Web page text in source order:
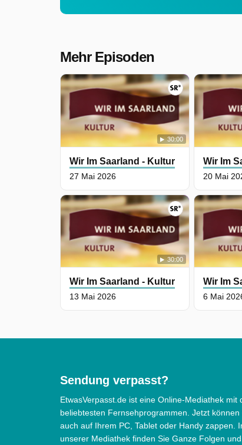
Mehr Episoden
30:00
Wir Im Saarland - Kultur
27 Mai 2026
Wir Im
20 Mai
30:00
Wir Im Saarland - Kultur
13 Mai 2026
Wir Im
6 Mai
Sendung verpasst?
EtwasVerpasst.de ist eine Online-Mediathek mit
beliebtesten Fernsehprogrammen. Jetzt können
auch auf Ihrem PC, Tablet oder Handy zappen.
unserer Mediathek finden Sie Ganze Folgen